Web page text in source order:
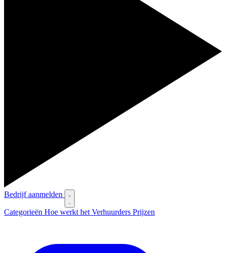
Bedrijf aanmelden
Categorieën Hoe werkt het Verhuurders Prijzen